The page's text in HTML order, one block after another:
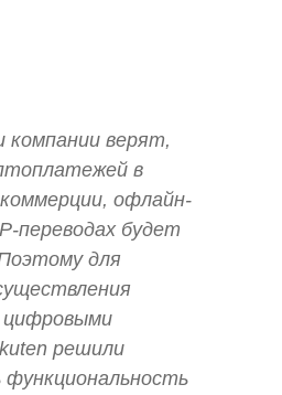
компании верят,
в
офлайн-
переводах будет
для
цифровыми
решили
функциональность